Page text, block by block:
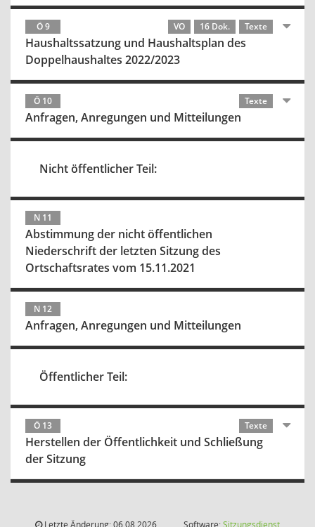
Ö 9 VO 16 Dok. Texte
Haushaltssatzung und Haushaltsplan des
Doppelhaushaltes 2022/2023
Ö 10 Texte
Anfragen, Anregungen und Mitteilungen
Nicht öffentlicher Teil:
N 11
Abstimmung der nicht öffentlichen
Niederschrift der letzten Sitzung des
Ortschaftsrates vom 15.11.2021
N 12
Anfragen, Anregungen und Mitteilungen
Öffentlicher Teil:
Ö 13 Texte
Herstellen der Öffentlichkeit und Schließung
der Sitzung
Letzte Änderung: 06.08.2026 Software:Sitzungsdienst